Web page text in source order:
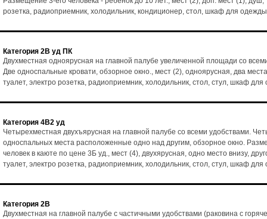
розетка, радиоприемник, холодильник, кондиционер, стол, шкаф для одежды
Категория 2В уд ПК
Двухместная одноярусная на главной палубе увеличенной площади со
Две односпальные кровати, обзорное окно., мест (2), одноярусная, два
туалет, электро розетка, радиоприемник, холодильник, стол, стул, шкаф
Категория 4В2 уд
Четырехместная двухъярусная на главной палубе со всеми удобствами.
односпальных места расположенные одно над другим, обзорное окно.
человек в каюте по цене 3Б уд., мест (4), двухярусная, одно место внизу,
туалет, электро розетка, радиоприемник, холодильник, стол, стул, шкаф
Категория 2В
Двухместная на главной палубе с частичными удобствами (раковина с